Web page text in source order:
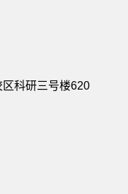
科研三号楼620